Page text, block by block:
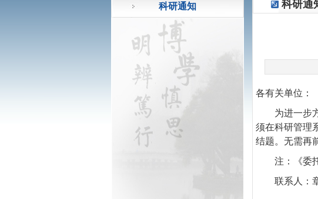
科研通知 科研通
各有关单位：
为进一步
须在科研管理
结题。无需再
注：《委
联系人：